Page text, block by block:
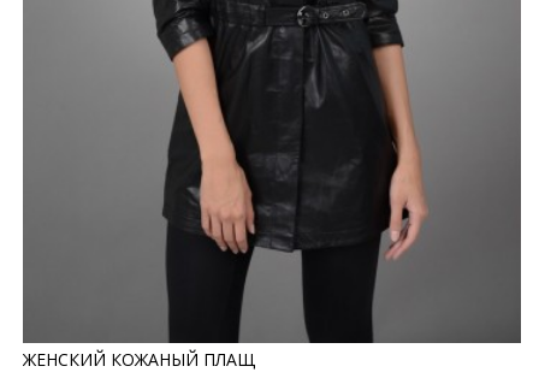
ЖЕНСКИЙ КОЖАНЫЙ ПЛАЩ